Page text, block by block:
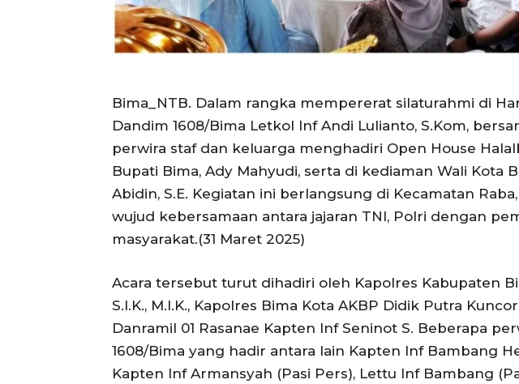
Bima_NTB. Dalam rangka mempererat silaturahmi di
Dandim 1608/Bima Letkol Inf Andi Lulianto, S.Kom,
perwira staf dan keluarga menghadiri Open House
Bupati Bima, Ady Mahyudi, serta di kediaman Wali Kota
Abidin, S.E. Kegiatan ini berlangsung di Kecamatan
wujud kebersamaan antara jajaran TNI, Polri dengan
masyarakat.(31 Maret 2025)
Acara tersebut turut dihadiri oleh Kapolres Kabupaten
S.I.K., M.I.K., Kapolres Bima Kota AKBP Didik Putra
Danramil 01 Rasanae Kapten Inf Seninot S. Beberapa
1608/Bima yang hadir antara lain Kapten Inf Bambang
Kapten Inf Armansyah (Pasi Pers), Lettu Inf Bambang